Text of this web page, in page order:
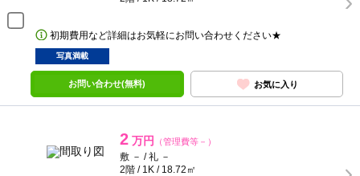
初期費用など詳細はお気軽にお問い合わせください★
写真満載
お問い合わせ(無料) お気に入り
2 万円 （管理費等－）
敷 － / 礼 －
2階 / 1K / 18.72㎡